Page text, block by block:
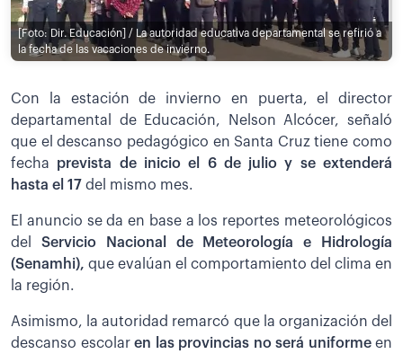
[Foto: Dir. Educación] / La autoridad educativa departamental se refirió a
la fecha de las vacaciones de invierno.
Con la estación de invierno en puerta, el director
departamental de Educación, Nelson Alcócer, señaló
que el descanso pedagógico en Santa Cruz tiene como
fecha prevista de inicio el 6 de julio y se extenderá
hasta el 17 del mismo mes.
El anuncio se da en base a los reportes meteorológicos
del Servicio Nacional de Meteorología e Hidrología
(Senamhi), que evalúan el comportamiento del clima en
la región.
Asimismo, la autoridad remarcó que la organización del
descanso escolar en las provincias no será uniformeen